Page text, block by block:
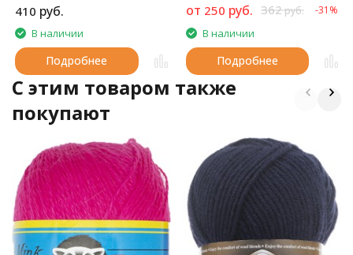
410 руб.
В наличии
Подробнее
от 250 руб. 362руб. -31%
В наличии
Подробнее
C этим товаром также
покупают